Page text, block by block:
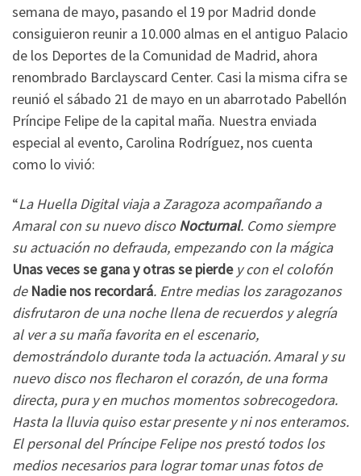
semana de mayo, pasando el 19 por Madrid donde
consiguieron reunir a 10.000 almas en el antiguo Palacio
de los Deportes de la Comunidad de Madrid, ahora
renombrado Barclayscard Center. Casi la misma cifra se
reunió el sábado 21 de mayo en un abarrotado Pabellón
Príncipe Felipe de la capital maña. Nuestra enviada
especial al evento, Carolina Rodríguez, nos cuenta
como lo vivió:
“La Huella Digital viaja a Zaragoza acompañando a
Amaral con su nuevo discoNocturnal. Como siempre
su actuación no defrauda, empezando con la mágica
Unas veces se gana y otras se pierde y con el colofón
de Nadie nos recordará. Entre medias los zaragozanos
disfrutaron de una noche llena de recuerdos y alegría
al ver a su maña favorita en el escenario,
demostrándolo durante toda la actuación. Amaral y su
nuevo disco nos flecharon el corazón, de una forma
directa, pura y en muchos momentos sobrecogedora.
Hasta la lluvia quiso estar presente y ni nos enteramos.
El personal del Príncipe Felipe nos prestó todos los
medios necesarios para lograr tomar unas fotos de